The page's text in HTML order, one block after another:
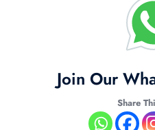
Join Our
Share